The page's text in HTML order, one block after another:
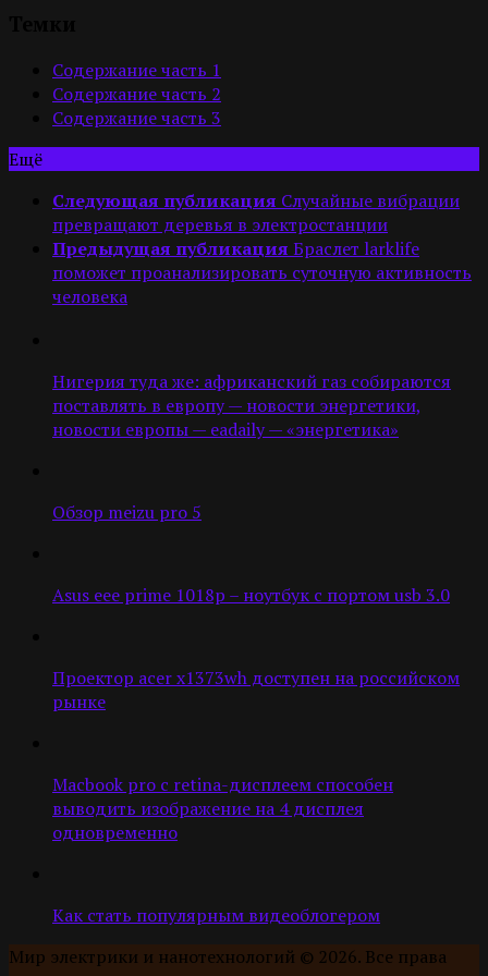
Содержание часть 1
Содержание часть 2
Содержание часть 3
Ещё
Следующая публикация Случайные вибрации
превращают деревья в электростанции
Предыдущая публикация Браслет larklife
поможет проанализировать суточную активность
человека
Нигерия туда же: африканский газ собираются
поставлять в европу — новости энергетики,
новости европы — eadaily — «энергетика»
Обзор meizu pro 5
Asus eee prime 1018p – ноутбук с портом usb 3.0
Проектор acer x1373wh доступен на российском
рынке
Macbook pro с retina-дисплеем способен
выводить изображение на 4 дисплея
одновременно
Как стать популярным видеоблогером
Мир электрики и нанотехнологий © 2026. Все права